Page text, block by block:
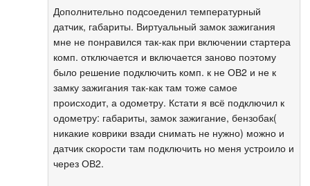
Дополнительно подсоеденил температурный
датчик, габариты. Виртуальный замок зажигания
мне не понравился так-как при включении стартера
комп. отключается и включается заново поэтому
было решение подключить комп. к не ОВ2 и не к
замку зажигания так-как там тоже самое
происходит, а одометру. Кстати я всё подключил к
одометру: габариты, замок зажигание, бензобак(
никакие коврики взади снимать не нужно) можно и
датчик скорости там подключить но меня устроило и
через ОВ2.